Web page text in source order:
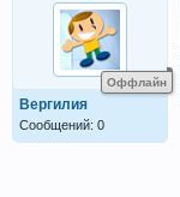
Оффлайн
Вергилия
Сообщений: 0